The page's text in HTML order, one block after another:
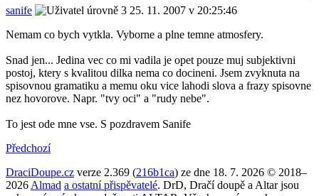
sanife
25. 11. 2007 v 20:25:46
Nemam co bych vytkla. Vyborne a plne temne atmosfery.
Snad jen... Jedina vec co mi vadila je opet pouze muj subjektivni
postoj, ktery s kvalitou dilka nema co docineni. Jsem zvyknuta na
spisovnou gramatiku a memu oku vice lahodi slova a frazy spisovne
nez hovorove. Napr. "tvy oci" a "rudy nebe".
To jest ode mne vse. S pozdravem Sanife
Předchozí
DraciDoupe.cz verze 2.369 (216b1ca) ze dne 18. 7. 2026 © 2018–
2026 Almad a ostatní přispěvatelé. DrD, Dračí doupě a Altar jsou